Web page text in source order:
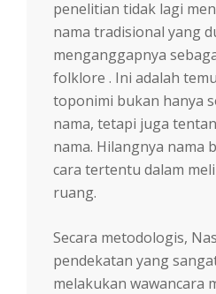
penelitian tidak lagi
nama tradisional yang
menganggapnya
folklore . Ini adalah
toponimi bukan hanya
nama, tetapi juga
nama. Hilangnya nama
cara tertentu dalam
ruang.
Secara metodologis,
pendekatan yang
melakukan wawancara